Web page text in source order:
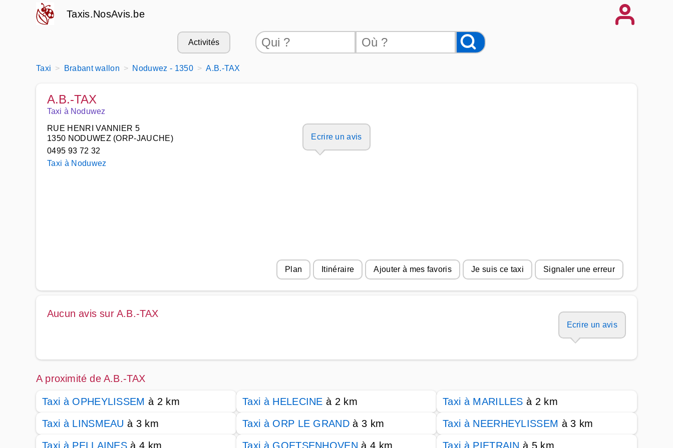
Taxis.NosAvis.be
Activités
Taxi Brabant wallon Noduwez - 1350 A.B.-TAX
A.B.-TAX
Taxi à Noduwez
RUE HENRI VANNIER 5
1350 NODUWEZ (ORP-JAUCHE)
0495 93 72 32
Taxi à Noduwez
Ecrire un avis
Plan Itinéraire Ajouter à mes favoris Je suis ce taxi Signaler une erreur
Aucun avis sur A.B.-TAX
Ecrire un avis
A proximité de A.B.-TAX
Taxi à OPHEYLISSEM à 2 km Taxi à HELECINE à 2 km Taxi à MARILLES à 2 km
Taxi à LINSMEAU à 3 km Taxi à ORP LE GRAND à 3 km Taxi à NEERHEYLISSEM à 3 km
Taxi à PELLAINES à 4 km Taxi à GOETSENHOVEN à 4 km Taxi à PIETRAIN à 5 km